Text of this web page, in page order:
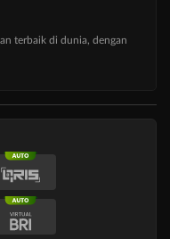
terbaik di dunia, dengan